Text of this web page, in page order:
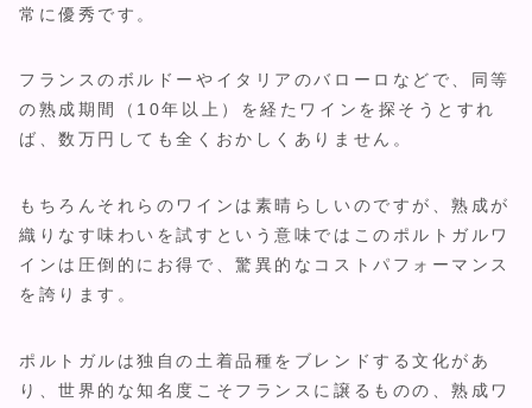
常に優秀です。
フランスのボルドーやイタリアのバローロなどで、同等
の熟成期間（10年以上）を経たワインを探そうとすれ
ば、数万円しても全くおかしくありません。
もちろんそれらのワインは素晴らしいのですが、熟成が
織りなす味わいを試すという意味ではこのポルトガルワ
インは圧倒的にお得で、驚異的なコストパフォーマンス
を誇ります。
ポルトガルは独自の土着品種をブレンドする文化があ
り、世界的な知名度こそフランスに譲るものの、熟成ワ